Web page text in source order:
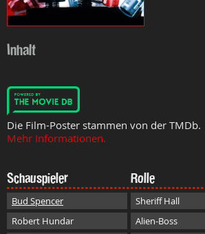
Inhalt
Die Film-Poster stammen von der TMDb.
Mehr Informationen.
Schauspieler Rolle
Bud Spencer Sheriff Hall
Robert Hundar
Alien-Boss